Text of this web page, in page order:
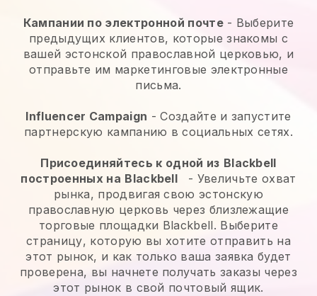
Кампании по электронной почте- Выберите
предыдущих клиентов, которые знакомы с
вашей эстонской православной церковью, и
отправьте им маркетинговые электронные
письма.
Influencer Campaign - Создайте и запустите
партнерскую кампанию в социальных сетях.
Присоединяйтесь к одной из Blackbell
построенных на Blackbell - Увеличьте охват
рынка, продвигая свою эстонскую
православную церковь через близлежащие
торговые площадки Blackbell. Выберите
страницу, которую вы хотите отправить на
этот рынок, и как только ваша заявка будет
проверена, вы начнете получать заказы через
этот рынок в свой почтовый ящик.